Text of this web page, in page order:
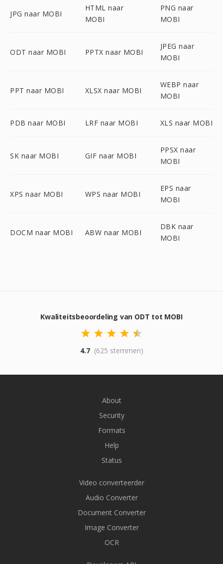
JPG naar MOBI
HTML naar
MOBI
PNG naar
MOBI
ODT naar MOBI PPTX naar MOBI
JPEG naar
MOBI
PPT naar MOBI XLSX naar MOBI
WEBP naar
MOBI
PDB naar MOBI LRF naar MOBI XLS naar MOBI
SK naar MOBI GIF naar MOBI
PPSX naar
MOBI
XPS naar MOBI WPS naar MOBI
EPS naar
MOBI
DOCM naar MOBI ABW naar MOBI
DBK naar
MOBI
Kwaliteitsbeoordeling van ODT tot MOBI
4.7 (625 stemmen)
About
Security
Formats
Help
Status
Video converteerder
Audio Converter
Document Converter
Image Converter
OCR